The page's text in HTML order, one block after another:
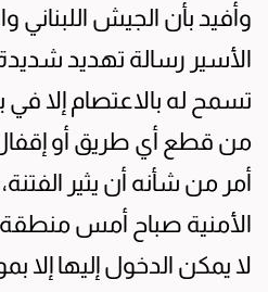
وأفيد بأن الجيش اللبناني
الأسير رسالة تهديد
تسمح له بالاعتصام إلا
من قطع أي طريق أو إقفال
أمر من شأنه أن يثير
الأمنية صباح أمس
لا يمكن الدخول إليها إلا